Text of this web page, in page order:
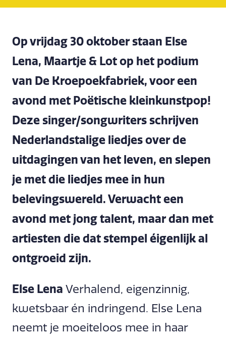
Op vrijdag 30 oktober staan Else
Lena, Maartje & Lot op het podium
van De Kroepoekfabriek, voor een
avond met Poëtische kleinkunstpop!
Deze singer/songwriters schrijven
Nederlandstalige liedjes over de
uitdagingen van het leven, en slepen
je met die liedjes mee in hun
belevingswereld. Verwacht een
avond met jong talent, maar dan met
artiesten die dat stempel éigenlijk al
ontgroeid zijn.
Else Lena Verhalend, eigenzinnig,
kwetsbaar én indringend. Else Lena
neemt je moeiteloos mee in haar